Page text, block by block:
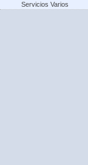
Servicios Varios